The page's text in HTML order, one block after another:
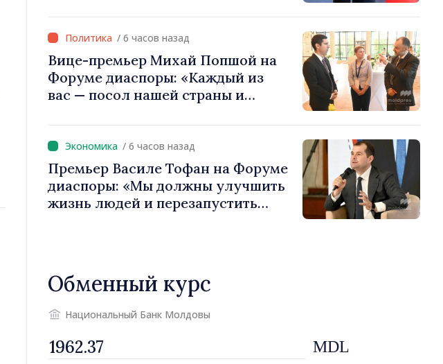
дать населённым пунктам шанс
развиваться»
/ 6 часов назад
Вице-премьер Михай Попшой на
Форуме диаспоры: «Каждый из
вас — посол нашей страны и
/ 6 часов назад
Премьер Василе Тофан на Форуме
диаспоры: «Мы должны улучшить
жизнь людей и перезапустить
Обменный курс
Национальный Банк Молдовы
MDL